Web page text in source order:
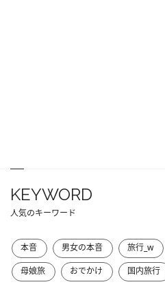
KEYWORD
人気のキーワード
本音 男女の本音 旅行_w
母娘旅
おでかけ 国内旅行